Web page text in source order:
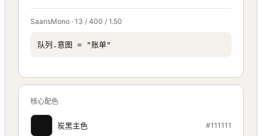
SaansMono · 13 / 400 / 1.50
队列.意图 = "账单"
核心配色
炭黑主色 #111111